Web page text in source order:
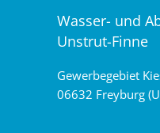
Wasser- und
Unstrut-Finne
Gewerbegebiet
06632 Freyburg